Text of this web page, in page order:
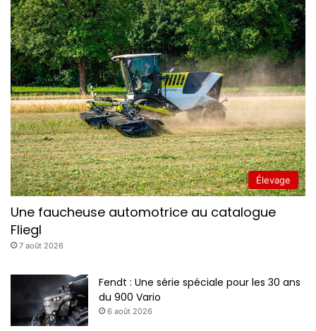
Élevage
Une faucheuse automotrice au catalogue
Fliegl
7 août 2026
Fendt : Une série spéciale pour les 30 ans
du 900 Vario
6 août 2026